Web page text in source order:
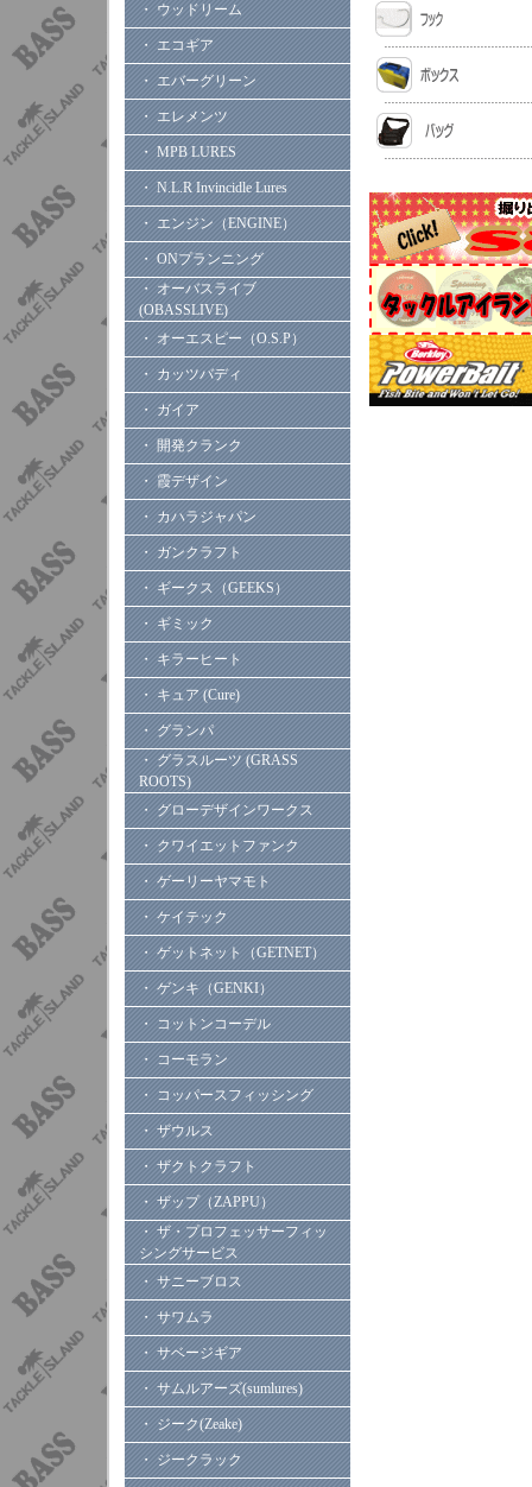
・ ウッドリーム
・ エコギア
・ エバーグリーン
・ エレメンツ
・ MPB LURES
・ N.L.R Invincidle Lures
・ エンジン（ENGINE）
・ ONプランニング
・ オーバスライブ
(OBASSLIVE)
・ オーエスピー（O.S.P）
・ カッツバディ
・ ガイア
・ 開発クランク
・ 霞デザイン
・ カハラジャパン
・ ガンクラフト
・ ギークス（GEEKS）
・ ギミック
・ キラーヒート
・ キュア (Cure)
・ グランパ
・ グラスルーツ (GRASS
ROOTS)
・ グローデザインワークス
・ クワイエットファンク
・ ゲーリーヤマモト
・ ケイテック
・ ゲットネット（GETNET）
・ ゲンキ（GENKI）
・ コットンコーデル
・ コーモラン
・ コッパースフィッシング
・ ザウルス
・ ザクトクラフト
・ ザップ（ZAPPU）
・ ザ・プロフェッサーフィッ
シングサービス
・ サニーブロス
・ サワムラ
・ サベージギア
・ サムルアーズ(sumlures)
・ ジーク(Zeake)
・ ジークラック